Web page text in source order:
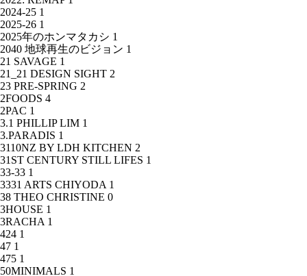
2024-25 1
2025-26 1
2025年のホンマタカシ 1
2040 地球再生のビジョン 1
21 SAVAGE 1
21_21 DESIGN SIGHT 2
23 PRE-SPRING 2
2FOODS 4
2PAC 1
3.1 PHILLIP LIM 1
3.PARADIS 1
3110NZ BY LDH KITCHEN 2
31ST CENTURY STILL LIFES 1
33-33 1
3331 ARTS CHIYODA 1
38 THEO CHRISTINE 0
3HOUSE 1
3RACHA 1
424 1
47 1
475 1
50MINIMALS 1